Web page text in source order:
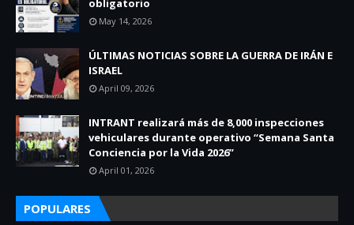
obligatorio
May 14, 2026
ÚLTIMAS NOTICIAS SOBRE LA GUERRA DE IRÁN E
ISRAEL
April 09, 2026
INTRANT realizará más de 8,000 inspecciones
vehiculares durante operativo “Semana Santa
Conciencia por la Vida 2026”
April 01, 2026
POPULARES